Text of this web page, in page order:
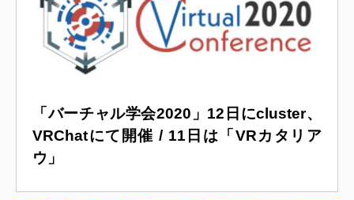
「バーチャル学会2020」12日にcluster、
VRChatにて開催 / 11日は「VRカタリア
ウ」